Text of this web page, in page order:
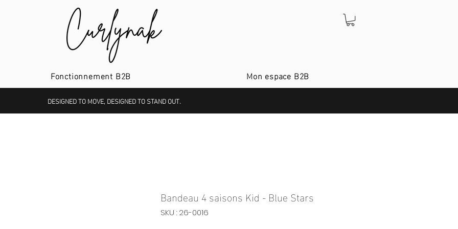
Fonctionnement B2B Mon espace B2B
DESIGNED TO MOVE, DESIGNED TO STAND OUT.
Bandeau 4 saisons Kid - Blue Stars
SKU : 26-0016